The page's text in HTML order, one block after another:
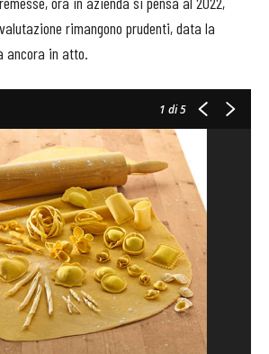
rimangono prudenti, data la
ancora in atto.
1 di 5